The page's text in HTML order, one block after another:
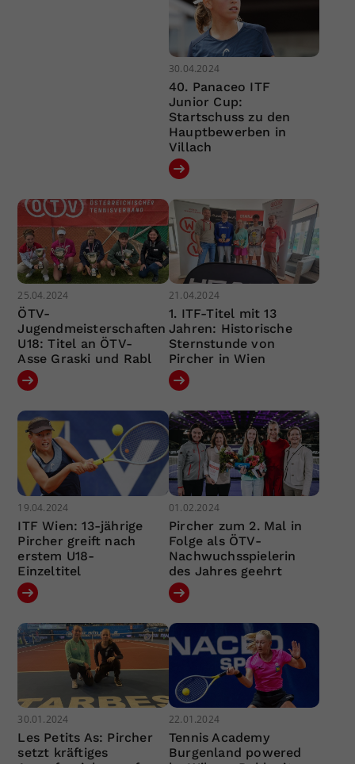
30.04.2024
40. Panaceo ITF
Junior Cup:
Startschuss zu den
Hauptbewerben in
Villach
25.04.2024
ÖTV-
Jugendmeisterschaften
U18: Titel an ÖTV-
Asse Graski und Rabl
21.04.2024
1. ITF-Titel mit 13
Jahren: Historische
Sternstunde von
Pircher in Wien
19.04.2024
ITF Wien: 13-jährige
Pircher greift nach
erstem U18-
Einzeltitel
01.02.2024
Pircher zum 2. Mal in
Folge als ÖTV-
Nachwuchsspielerin
des Jahres geehrt
30.01.2024
Les Petits As: Pircher
setzt kräftiges
22.01.2024
Tennis Academy
Burgenland powered